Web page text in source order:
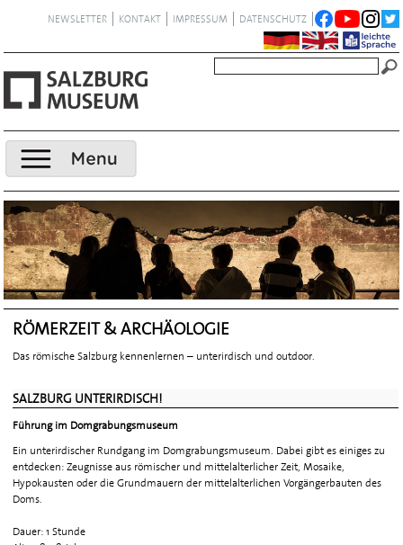
NEWSLETTER KONTAKT IMPRESSUM DATENSCHUTZ
RÖMERZEIT & ARCHÄOLOGIE
Das römische Salzburg kennenlernen – unterirdisch und outdoor.
SALZBURG UNTERIRDISCH!
Führung im Domgrabungsmuseum
Ein unterirdischer Rundgang im Domgrabungsmuseum. Dabei gibt es einiges zu
entdecken: Zeugnisse aus römischer und mittelalterlicher Zeit, Mosaike,
Hypokausten oder die Grundmauern der mittelalterlichen Vorgängerbauten des
Doms.
Dauer: 1 Stunde